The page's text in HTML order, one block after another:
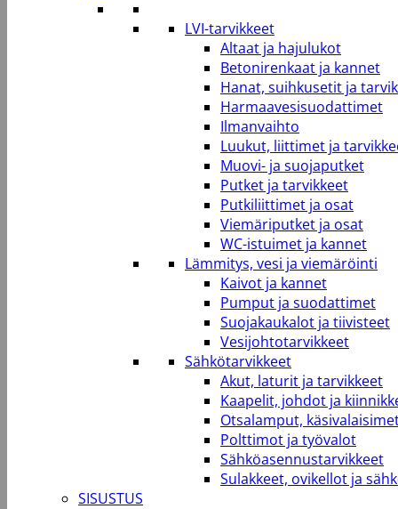
LVI-tarvikkeet
Altaat ja hajulukot
Betonirenkaat ja kannet
Hanat, suihkusetit ja
Harmaavesisuodattimet
Ilmanvaihto
Luukut, liittimet ja
Muovi- ja suojaputket
Putket ja tarvikkeet
Putkiliittimet ja osat
Viemäriputket ja osat
WC-istuimet ja kannet
Lämmitys, vesi ja viemäröinti
Kaivot ja kannet
Pumput ja suodattimet
Suojakaukalot ja tiivisteet
Vesijohtotarvikkeet
Sähkötarvikkeet
Akut, laturit ja tarvikkeet
Kaapelit, johdot ja
Otsalamput,
Polttimot ja työvalot
Sähköasennustarvikkeet
Sulakkeet, ovikellot ja
SISUSTUS